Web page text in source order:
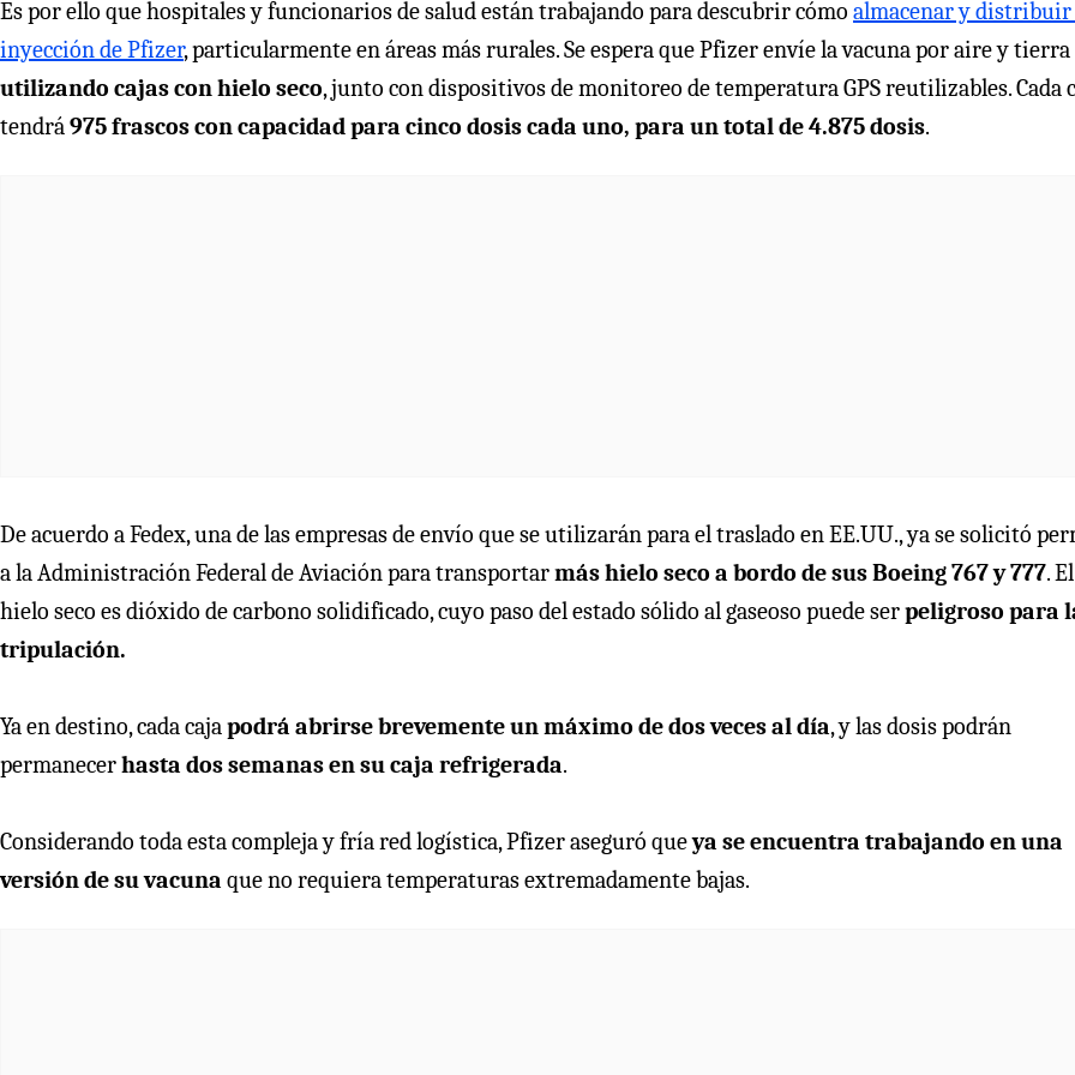
Es por ello que hospitales y funcionarios de salud están trabajando para descubrir cómo almacenar y distribuir
inyección de Pfizer, particularmente en áreas más rurales. Se espera que Pfizer envíe la vacuna por aire y tierra
utilizando cajas con hielo seco, junto con dispositivos de monitoreo de temperatura GPS reutilizables. Cada
tendrá975 frascos con capacidad para cinco dosis cada uno, para un total de 4.875 dosis.
De acuerdo a Fedex, una de las empresas de envío que se utilizarán para el traslado en EE.UU., ya se solicitó
a la Administración Federal de Aviación para transportarmás hielo seco a bordo de sus Boeing 767 y 777. El
hielo seco es dióxido de carbono solidificado, cuyo paso del estado sólido al gaseoso puede serpeligroso para
tripulación.
Ya en destino, cada cajapodrá abrirse brevemente un máximo de dos veces al día, y las dosis podrán
permanecerhasta dos semanas en su caja refrigerada.
Considerando toda esta compleja y fría red logística, Pfizer aseguró queya se encuentra trabajando en una
versión de su vacuna que no requiera temperaturas extremadamente bajas.